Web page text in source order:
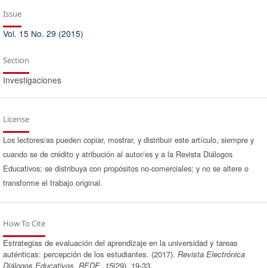
Issue
Vol. 15 No. 29 (2015)
Section
Investigaciones
License
Los lectores/as pueden copiar, mostrar, y distribuir este artículo, siempre y
cuando se de crédito y atribución al autor/es y a la Revista Diálogos
Educativos; se distribuya con propósitos no-comerciales; y no se altere o
transforme el trabajo original.
How To Cite
Estrategias de evaluación del aprendizaje en la universidad y tareas
auténticas: percepción de los estudiantes. (2017). Revista Electrónica
Diálogos Educativos. REDE, 15(29), 19-33.